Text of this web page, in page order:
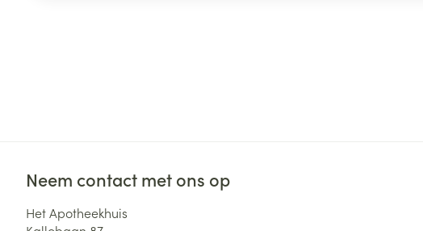
Neem contact met ons op
Het Apotheekhuis